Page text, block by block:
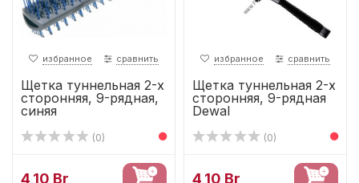
избранное сравнить
Щетка туннельная 2-х
сторонняя, 9-рядная,
синяя
(0)
4,10 Br
избранное сравнить
Щетка туннельная 2-х
сторонняя, 9-рядная
Dewal
(0)
4,10 Br